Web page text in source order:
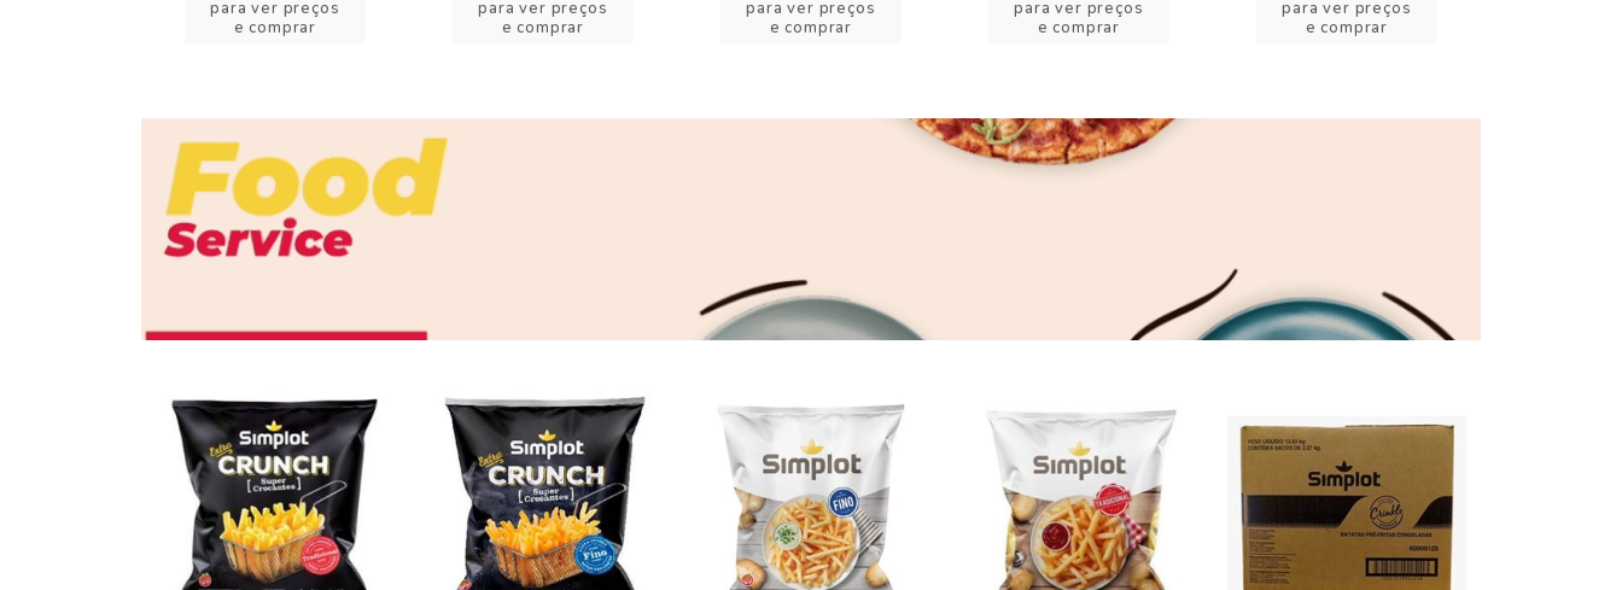
para ver preços
e comprar
para ver preços
e comprar
para ver preços
e comprar
para ver preços
e comprar
para ver preços
e comprar